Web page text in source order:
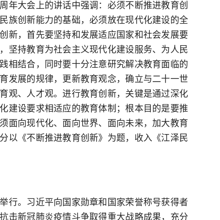
年大会上的讲话中强调：必须不断推进教育创
族创新能力的基础，必须放在现代化建设的全
新，首先要坚持和发展适应国家和社会发展要
坚持教育为社会主义现代化建设服务、为人民
相结合，同时要十分注意研究解决教育面临的
发展的规律，更新教育观念，确立与二十一世
观、人才观。进行教育创新，关键是通过深化
建设要求相适应的教育体制；根本目的是要推
面向现代化、面向世界、面向未来，加大教育
以《不断推进教育创新》为题，收入《江泽民
行。习近平向国家勋章和国家荣誉称号获得者
击新冠肺炎疫情斗争取得重大战略成果，充分